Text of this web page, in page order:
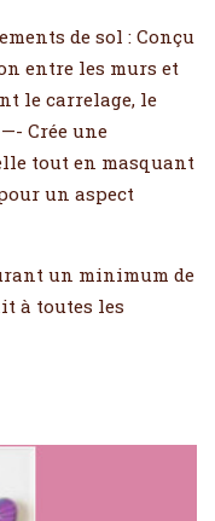
de sol : Conçu
entre les murs et
le carrelage, le
Crée une
tout en masquant
un aspect
un minimum de
à toutes les